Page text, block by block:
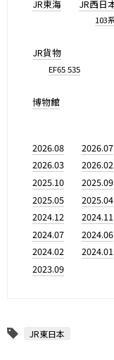
JR東海 JR西日
103
JR貨物
EF65 535
博物館
2026.08 2026.07
2026.03
2026.02
2025.10
2025.09
2025.05
2025.04
2024.12
2024.11
2024.07
2024.06
2024.02
2024.01
2023.09
JR東日本